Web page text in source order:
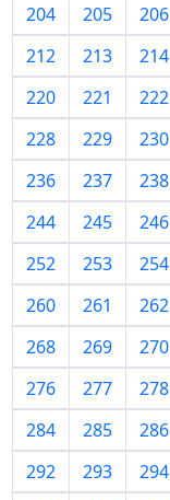
204
205 206
212
213 214
220
221 222
228
229 230
236
237 238
244
245 246
252
253 254
260
261 262
268
269 270
276
277 278
284
285 286
292
293 294